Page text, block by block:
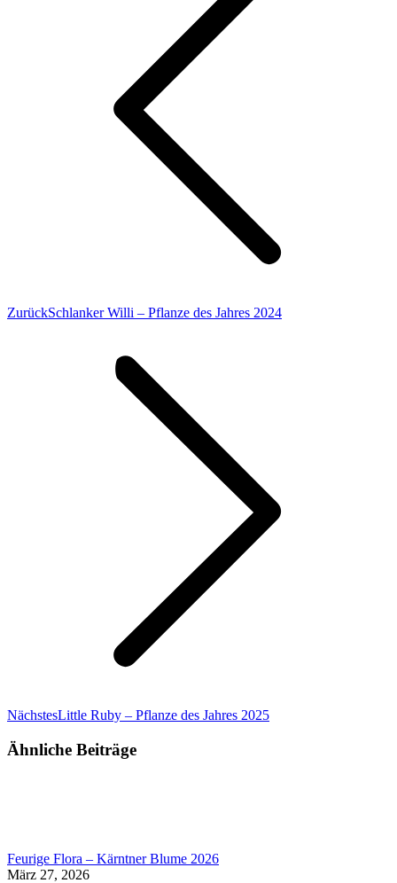
ZurückVorheriger
Schlanker Willi – Pflanze des Jahres 2024
NächstesNächster
Little Ruby – Pflanze des Jahres 2025
Ähnliche Beiträge
Feurige Flora – Kärntner Blume 2026
März 27, 2026